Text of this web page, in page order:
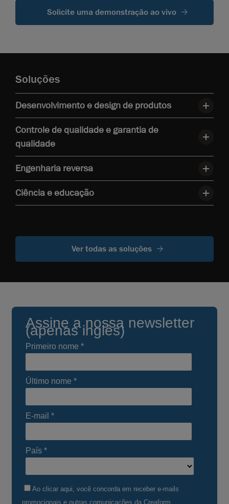
Solicite uma demonstração ao vivo
Soluções
Desenvolvimento e design de produtos
Controle de qualidade e garantia de
qualidade
Engenharia reversa
Ciência e educação
Ver todas as soluções